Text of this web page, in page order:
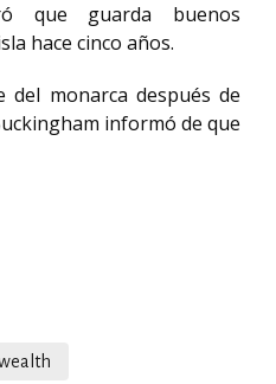
que guarda buenos
hace cinco años.
del monarca después de
informó de que